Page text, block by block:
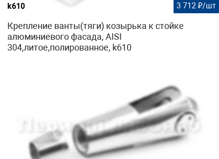
k610 3 712 ₽/шт
Крепление ванты(тяги) козырька к стойке
алюминиевого фасада, AISI
304,литое,полированное, k610